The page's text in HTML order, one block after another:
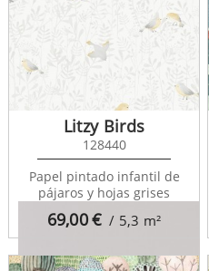
Rose And Nino 29696111
69,00€ / 5,3 m²
Litzy Birds
128440
Papel pintado infantil de
pájaros y hojas grises